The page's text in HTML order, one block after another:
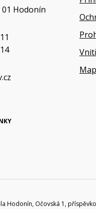
01 Hodonín
Hodonín, Očovská 1,